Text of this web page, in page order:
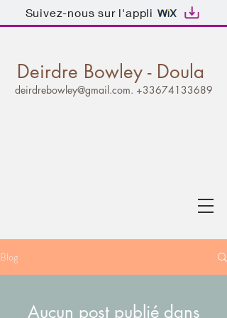
Suivez-nous sur l'appli
Deirdre Bowley - Doula
deirdrebowley@gmail.com. +33674133689
Blog
Aucun post publié dans